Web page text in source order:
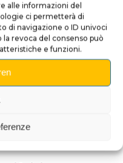
alle informazioni del
ci permetterà di
di navigazione o ID univoci
revoca del consenso può
e funzioni.
serie. Possono
Per
e utilizza una spatola